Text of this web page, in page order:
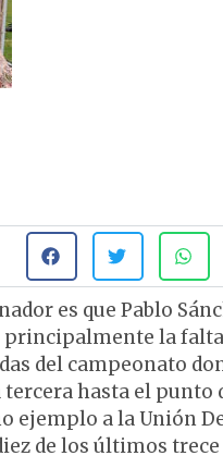
es que Pablo
principalmente la
del campeonato
hasta el punto
ejemplo a la Unión
de los últimos